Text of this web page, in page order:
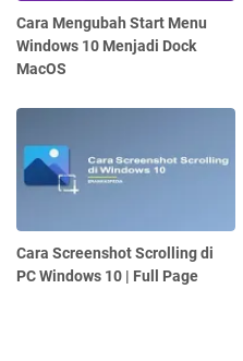
Cara Mengubah Start Menu
Windows 10 Menjadi Dock
MacOS
Cara Screenshot Scrolling di
PC Windows 10 | Full Page